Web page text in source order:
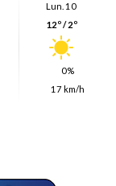
Lun. 10
12º / 2º
0%
17 km/h